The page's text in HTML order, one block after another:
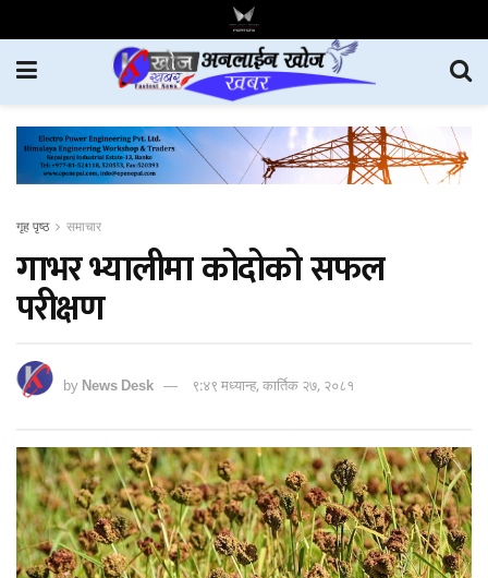
गृह पृष्ठ समाचार
गाभर भ्यालीमा कोदोको सफल
परीक्षण
byNews Desk ९:४९ मध्यान्ह, कार्तिक २७, २०८१